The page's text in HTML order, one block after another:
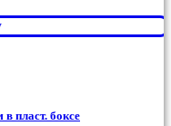
пласт. боксе